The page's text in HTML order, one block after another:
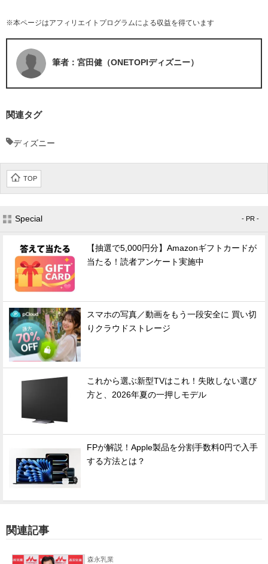
※本ページはアフィリエイトプログラムによる収益を得ています
筆者：宮田健（ONETOPIディズニー）
関連タグ
ディズニー
TOP
Special - PR -
【抽選で5,000円分】Amazonギフトカードが
当たる！読者アンケート実施中
スマホの写真／動画をもう一段安全に 買い切
りクラウドストレージ
これから選ぶ新型TVはこれ！失敗しない選び
方と、2026年夏の一押しモデル
FPが解説！Apple製品を分割手数料0円で入手
する方法とは？
関連記事
森永乳業